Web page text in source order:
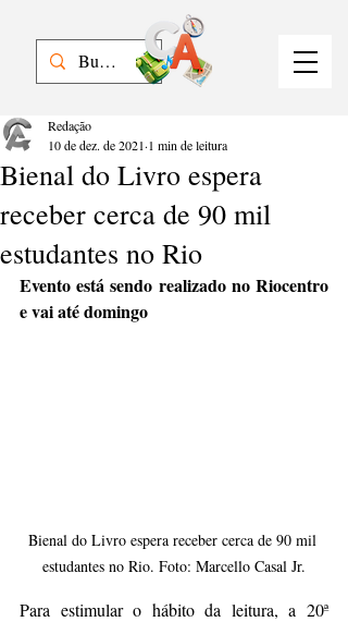
Bienal do Livro espera
receber cerca de 90 mil
estudantes no Rio
Redação
10 de dez. de 2021 1 min de leitura
Evento está sendo realizado no Riocentro
e vai até domingo
Bienal do Livro espera receber cerca de 90 mil
estudantes no Rio. Foto: Marcello Casal Jr.
Para estimular o hábito da leitura, a 20ª